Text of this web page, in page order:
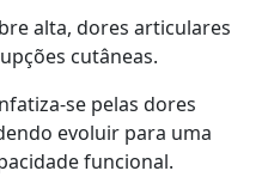
alta, dores articulares
cutâneas.
se pelas dores
evoluir para uma
funcional.